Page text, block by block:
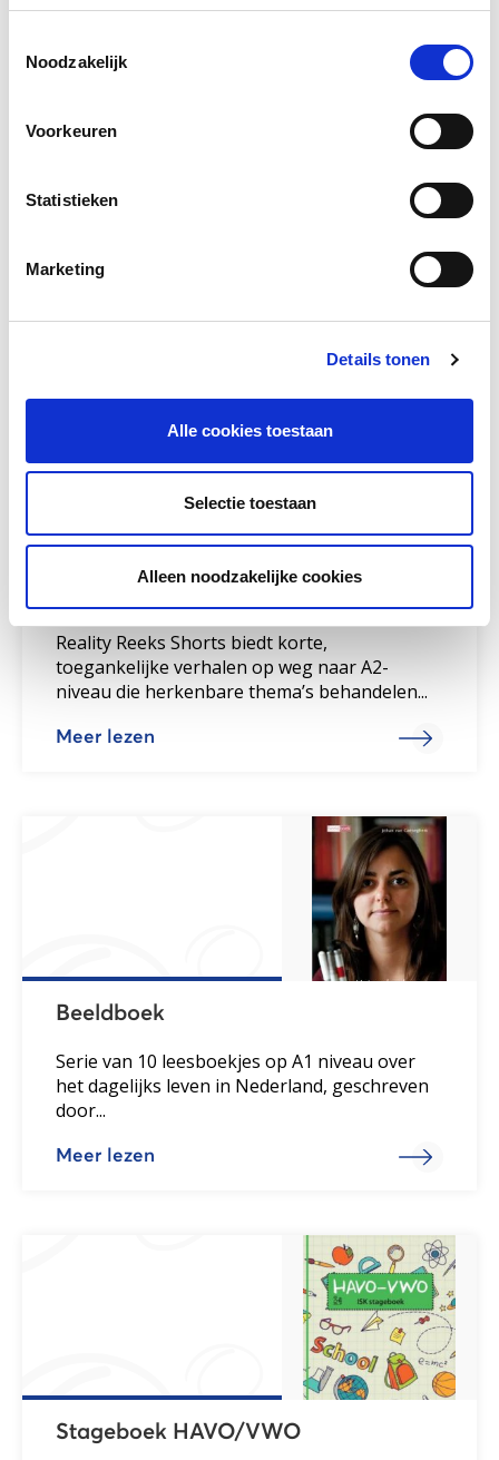
Noodzakelijk
Voorkeuren
Statistieken
Marketing
Details tonen
Alle cookies toestaan
Selectie toestaan
Alleen noodzakelijke cookies
Social media
Gerelateerd lesmateriaal
Reality Reeks Shorts biedt korte,
toegankelijke verhalen op weg naar A2-
niveau die herkenbare thema’s behandelen...
Meer lezen
Beeldboek
Serie van 10 leesboekjes op A1 niveau over
het dagelijks leven in Nederland, geschreven
door...
Meer lezen
Stageboek HAVO/VWO